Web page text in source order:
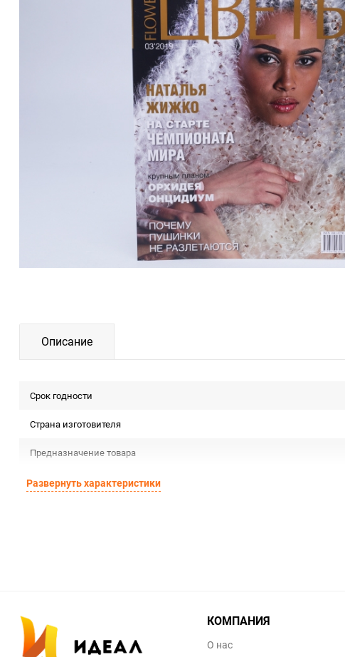
Описание
Срок годности
Страна изготовителя
Предназначение товара
Сертификация
Развернуть характеристики
КОМПАНИЯ
О нас